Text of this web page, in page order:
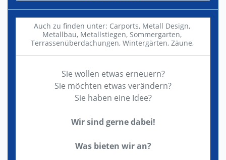
Auch zu finden unter: Carports, Metall Design,
Metallbau, Metallstiegen, Sommergarten,
Terrassenüberdachungen, Wintergärten, Zäune,
Sie wollen etwas erneuern?
Sie möchten etwas verändern?
Sie haben eine Idee?
Wir sind gerne dabei!
Was bieten wir an?